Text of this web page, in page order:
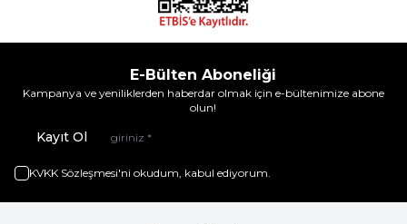
E-Bülten Aboneliği
Kampanya ve yeniliklerden haberdar olmak için e-bültenimize abone
olun!
Kayıt Ol
KVKK Sözleşmesi'ni okudum, kabul ediyorum.